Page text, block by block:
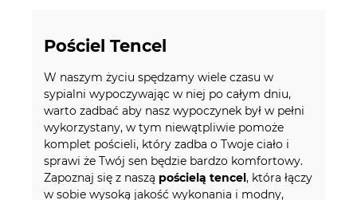
Pościel Tencel
W naszym życiu spędzamy wiele czasu w
sypialni wypoczywając w niej po całym dniu,
warto zadbać aby nasz wypoczynek był w pełni
wykorzystany, w tym niewątpliwie pomoże
komplet pościeli, który zadba o Twoje ciało i
sprawi że Twój sen będzie bardzo komfortowy.
Zapoznaj się z naszą pościelą tencel , która łączy
w sobie wysoką jakość wykonania i modny,